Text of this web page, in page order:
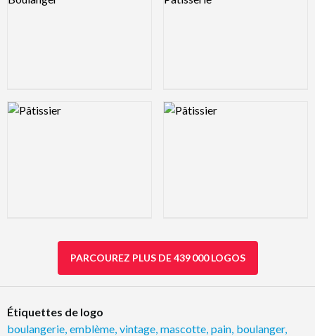
Logo Preview Image Logo Preview Image
PARCOUREZ PLUS DE 439 000 LOGOS
Étiquettes de logo
boulangerie emblème vintage mascotte pain boulanger,